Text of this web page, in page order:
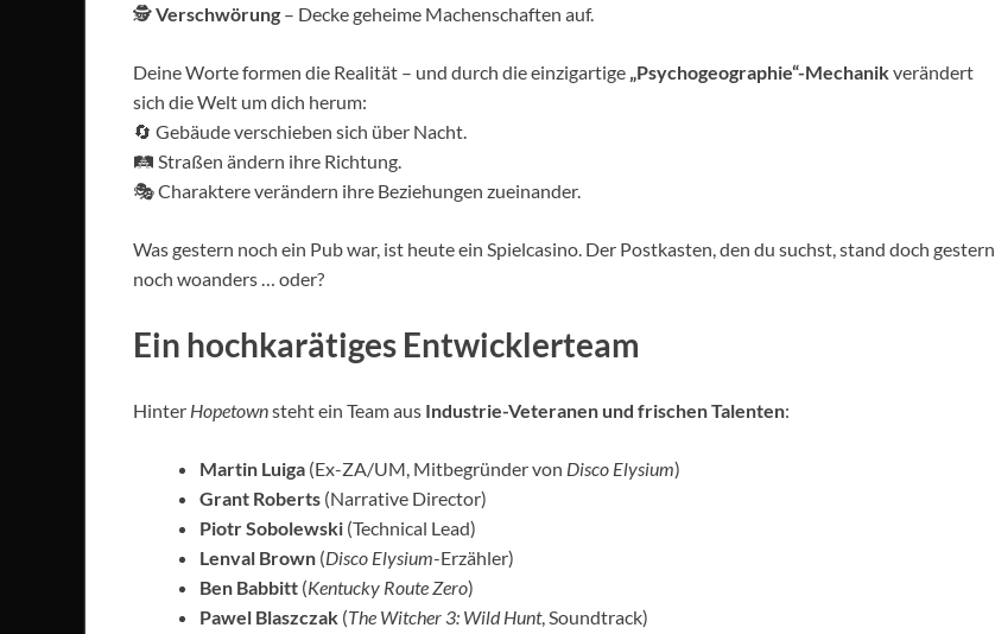
🕵Verschwörung – Decke geheime Machenschaften auf.
Deine Worte formen die Realität – und durch die einzigartige „Psychogeographie“-Mechanikverändert
sich die Welt um dich herum:
🔄 Gebäude verschieben sich über Nacht.
🛤 Straßen ändern ihre Richtung.
🎭 Charaktere verändern ihre Beziehungen zueinander.
Was gestern noch ein Pub war, ist heute ein Spielcasino. Der Postkasten, den du suchst, stand doch gestern
noch woanders … oder?
Ein hochkarätiges Entwicklerteam
Hinter Hopetownsteht ein Team aus Industrie-Veteranen und frischen Talenten:
Martin Luiga (Ex-ZA/UM, Mitbegründer von Disco Elysium)
Grant Roberts (Narrative Director)
Piotr Sobolewski (Technical Lead)
Lenval Brown (Disco Elysium-Erzähler)
Ben Babbitt (Kentucky Route Zero)
Pawel Blaszczak (The Witcher 3: Wild Hunt, Soundtrack)